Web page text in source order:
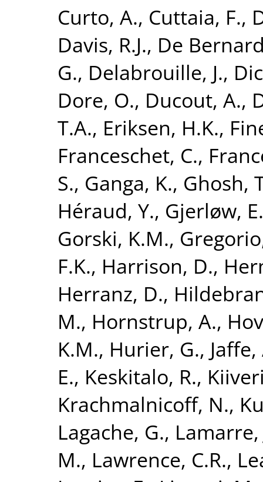
Curto, A., Cuttaia, F.,
Davis, R.J., De
G., Delabrouille, J.,
Dore, O., Ducout, A.,
T.A., Eriksen, H.K.,
Franceschet, C.,
S., Ganga, K., Ghosh,
Héraud, Y., Gjerløw, E.
Gorski, K.M.,
F.K., Harrison, D.,
Herranz, D.,
M., Hornstrup, A.,
K.M., Hurier, G.,
E., Keskitalo, R.,
Krachmalnicoff, N.,
Lagache, G., Lamarre,
M., Lawrence, C.R.,